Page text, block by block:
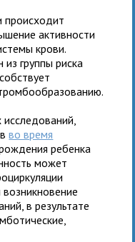
происходит
активности
крови.
группы риска
во время
ребенка
может
в результате